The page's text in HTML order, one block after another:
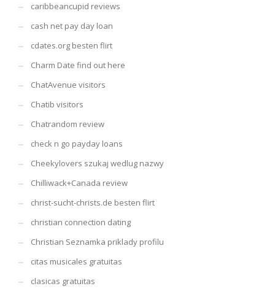
caribbeancupid reviews
cash net pay day loan
cdates.org besten flirt
Charm Date find out here
ChatAvenue visitors
Chatib visitors
Chatrandom review
check n go payday loans
Cheekylovers szukaj wedlug nazwy
Chilliwack+Canada review
christ-sucht-christs.de besten flirt
christian connection dating
Christian Seznamka priklady profilu
citas musicales gratuitas
clasicas gratuitas